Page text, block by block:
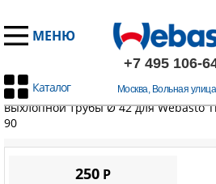
МЕНЮ
+7 495 106-
Москва, Вольная
Каталог
Главная / Запчасти Вебасто/Thermo
выхлопной трубы Ø 42 для Webasto
90
250 P